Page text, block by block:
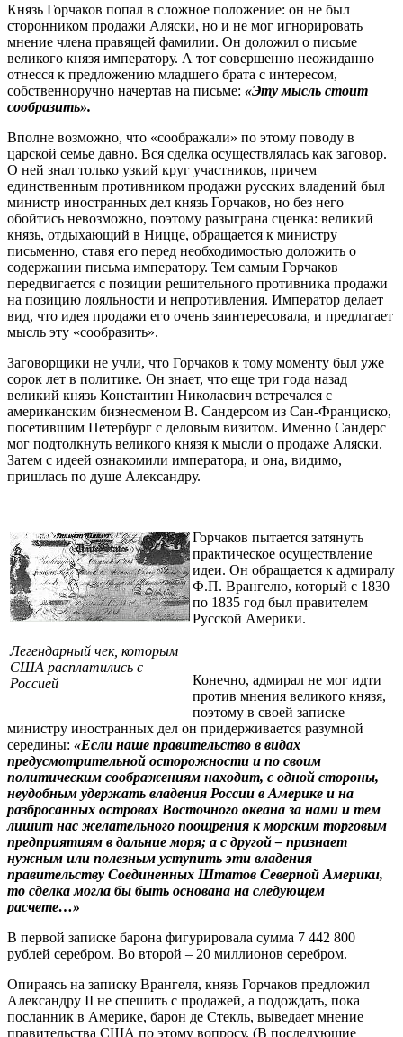
Князь Горчаков попал в сложное положение: он не был
сторонником продажи Аляски, но и не мог игнорировать
мнение члена правящей фамилии. Он доложил о письме
великого князя императору. А тот совершенно неожиданно
отнесся к предложению младшего брата с интересом,
собственноручно начертав на письме: «Эту мысль стоит
сообразить».
Вполне возможно, что «соображали» по этому поводу в
царской семье давно. Вся сделка осуществлялась как заговор.
О ней знал только узкий круг участников, причем
единственным противником продажи русских владений был
министр иностранных дел князь Горчаков, но без него
обойтись невозможно, поэтому разыграна сценка: великий
князь, отдыхающий в Ницце, обращается к министру
письменно, ставя его перед необходимостью доложить о
содержании письма императору. Тем самым Горчаков
передвигается с позиции решительного противника продажи
на позицию лояльности и непротивления. Император делает
вид, что идея продажи его очень заинтересовала, и предлагает
мысль эту «сообразить».
Заговорщики не учли, что Горчаков к тому моменту был уже
сорок лет в политике. Он знает, что еще три года назад
великий князь Константин Николаевич встречался с
американским бизнесменом В. Сандерсом из Сан-Франциско,
посетившим Петербург с деловым визитом. Именно Сандерс
мог подтолкнуть великого князя к мысли о продаже Аляски.
Затем с идеей ознакомили императора, и она, видимо,
пришлась по душе Александру.
Легендарный чек, которым
США расплатились с
Россией
Горчаков пытается затянуть
практическое осуществление
идеи. Он обращается к адмиралу
Ф.П. Врангелю, который с 1830
по 1835 год был правителем
Русской Америки.
Конечно, адмирал не мог идти
против мнения великого князя,
поэтому в своей записке
министру иностранных дел он придерживается разумной
середины: «Если наше правительство в видах
предусмотрительной осторожности и по своим
политическим соображениям находит, с одной стороны,
неудобным удержать владения России в Америке и на
разбросанных островах Восточного океана за нами и тем
лишит нас желательного поощрения к морским торговым
предприятиям в дальние моря; а с другой – признает
нужным или полезным уступить эти владения
правительству Соединенных Штатов Северной Америки,
то сделка могла бы быть основана на следующем
расчете…»
В первой записке барона фигурировала сумма 7 442 800
рублей серебром. Во второй – 20 миллионов серебром.
Опираясь на записку Врангеля, князь Горчаков предложил
Александру II не спешить с продажей, а подождать, пока
посланник в Америке, барон де Стекль, выведает мнение
правительства США по этому вопросу. (В последующие